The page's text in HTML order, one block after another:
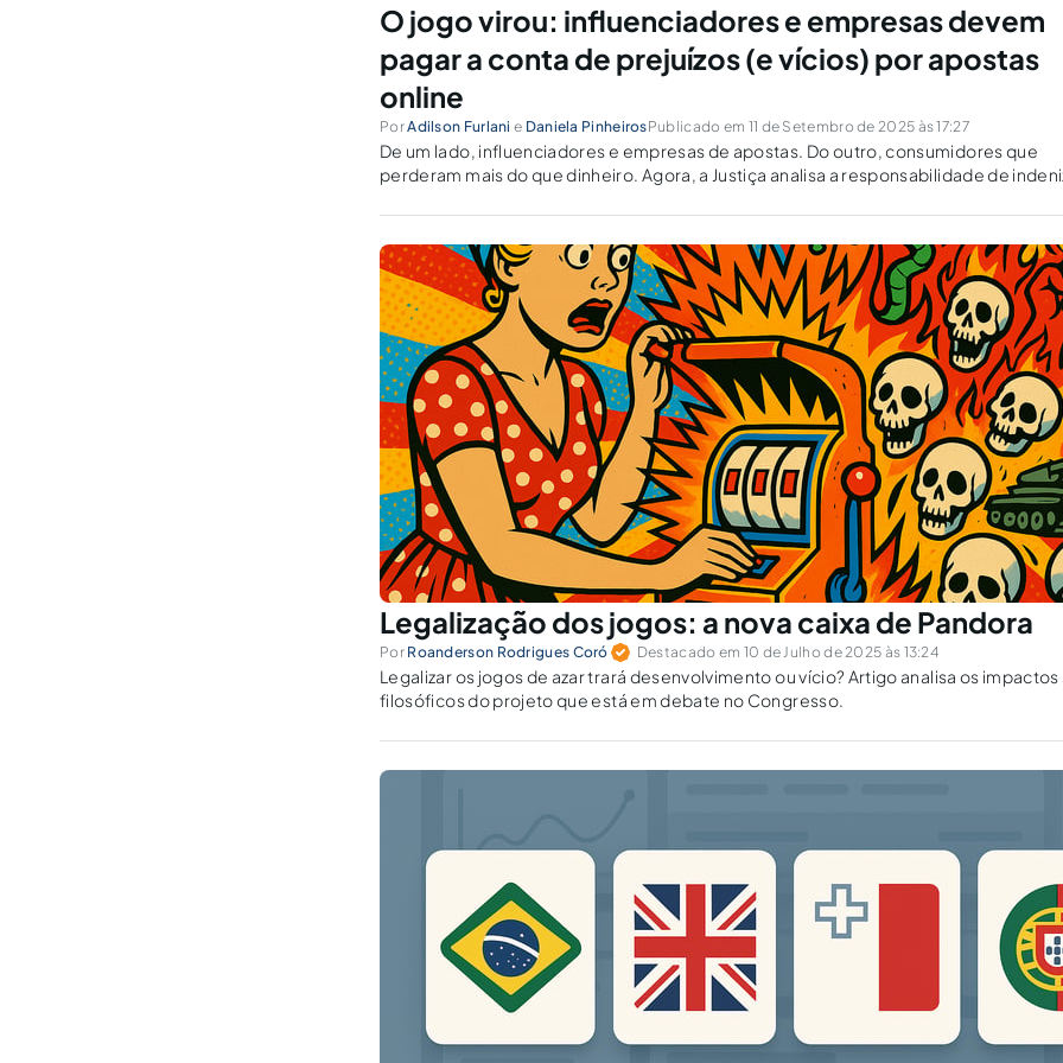
O jogo virou: influenciadores e empresas devem
pagar a conta de prejuízos (e vícios) por apostas
online
PorAdilson Furlani e Daniela PinheirosPublicado em 11 de Setembro de 2025 às 17:27
De um lado, influenciadores e empresas de apostas. Do outro, consumidores que
perderam mais do que dinheiro. Agora, a Justiça analisa a responsabilidade de
Legalização dos jogos: a nova caixa de Pandora
Por Roanderson Rodrigues Coró Destacado em 10 de Julho de 2025 às 13:24
Legalizar os jogos de azar trará desenvolvimento ou vício? Artigo analisa os impactos
filosóficos do projeto que está em debate no Congresso.